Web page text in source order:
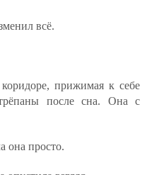
всё.
прижимая к себе
после сна. Она с
она просто.